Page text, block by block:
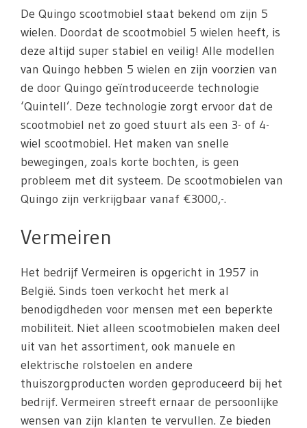
De Quingo scootmobiel staat bekend om zijn 5
wielen. Doordat de scootmobiel 5 wielen heeft, is
deze altijd super stabiel en veilig! Alle modellen
van Quingo hebben 5 wielen en zijn voorzien van
de door Quingo geïntroduceerde technologie
‘Quintell’. Deze technologie zorgt ervoor dat de
scootmobiel net zo goed stuurt als een 3- of 4-
wiel scootmobiel. Het maken van snelle
bewegingen, zoals korte bochten, is geen
probleem met dit systeem. De scootmobielen van
Quingo zijn verkrijgbaar vanaf €3000,-.
Vermeiren
Het bedrijf Vermeiren is opgericht in 1957 in
België. Sinds toen verkocht het merk al
benodigdheden voor mensen met een beperkte
mobiliteit. Niet alleen scootmobielen maken deel
uit van het assortiment, ook manuele en
elektrische rolstoelen en andere
thuiszorgproducten worden geproduceerd bij het
bedrijf. Vermeiren streeft ernaar de persoonlijke
wensen van zijn klanten te vervullen. Ze bieden